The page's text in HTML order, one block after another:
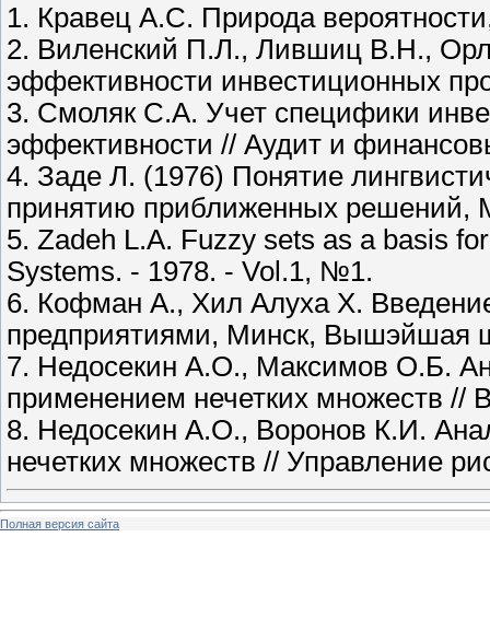
1. Кравец А.С. Природа
2. Виленский П.Л., Лившиц В.Н.,
эффективности инвестиционных
3. Смоляк С.А. Учет специфики
эффективности // Аудит и
4. Заде Л. (1976) Понятие
принятию приближенных решений,
5. Zadeh L.A. Fuzzy sets as a basis
Systems. - 1978. - Vol.1, №1.
6. Кофман А., Хил Алуха Х.
предприятиями, Минск, Вышэйшая
7. Недосекин А.О., Максимов О.Б.
применением нечетких множеств //
8. Недосекин А.О., Воронов К.И.
нечетких множеств // Управление
Полная версия сайта